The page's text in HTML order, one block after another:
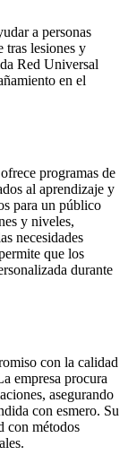
a personas
tras lesiones y
Red Universal
en el
programas de
al aprendizaje y
para un público
y niveles,
necesidades
que los
durante
con la calidad
empresa procura
asegurando
con esmero. Su
con métodos